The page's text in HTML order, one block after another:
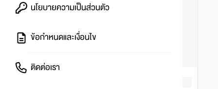
นโยบายความเป็นส่วนตัว
ข้อกำหนดและเงื่อนไข
ติดต่อเรา